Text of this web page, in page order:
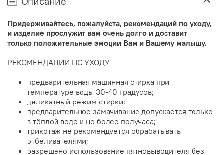
Придерживайтесь, пожалуйста, рекомендаций по уходу,
и изделие прослужит вам очень долго и доставит
только положительные эмоции Вам и Вашему малышу.
РЕКОМЕНДАЦИИ ПО УХОДУ:
предварительная машинная стирка при
температуре воды 30-40 градусов;
деликатный режим стирки;
предварительное замачивание допускается только
в тёплой воде и не более получаса;
трикотаж не рекомендуется обрабатывать
отбеливателями;
разрешено использование пятновыводителя без